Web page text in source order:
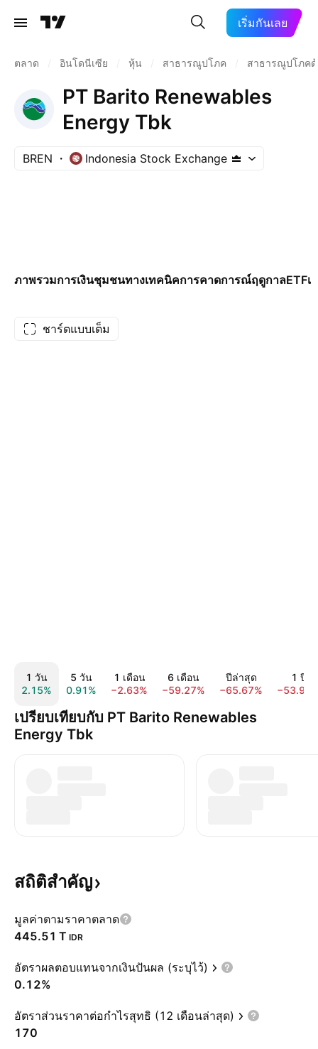
เริ่มกันเลย
ตลาด อินโดนีเซีย หุ้น สาธารณูปโภค สาธารณูปโภค
PT Barito Renewables
Energy Tbk
BREN Indonesia Stock Exchange
ภาพรวมการเงินชุมชนทางเทคนิคการคาดการณ์ฤดูกาลETFเ
ชาร์ตแบบเต็ม
1 วัน
2.15%
5 วัน
0.91%
1 เดือน
−2.63%
6 เดือน
−59.27%
ปีล่าสุด
−65.67%
1 ปี
เปรียบเทียบกับ PT Barito Renewables
Energy Tbk
สถิติสำคัญ
มูลค่าตามราคาตลาด
‪445.51 T‬ IDR
อัตราผลตอบแทนจากเงินปันผล (ระบุไว้)
0.12%
อัตราส่วนราคาต่อกำไรสุทธิ (12 เดือนล่าสุด)
170